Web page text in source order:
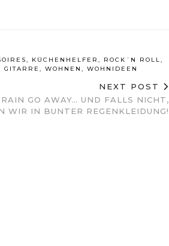
, KÜCHENHELFER , ROCK´N ROLL,
GITARRE , WOHNEN , WOHNIDEEN
NEXT POST
GO AWAY… UND FALLS NICHT,
WIR IN BUNTER REGENKLEIDUNG!